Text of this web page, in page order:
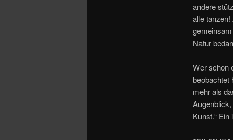
andere
alle
Natur
Wer schon
beobachtet
mehr als
Kunst.“